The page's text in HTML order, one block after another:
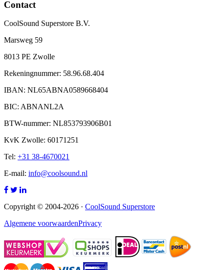
Contact
CoolSound Superstore B.V.
Marsweg 59
8013 PE Zwolle
Rekeningnummer: 58.96.68.404
IBAN: NL65ABNA0589668404
BIC: ABNANL2A
BTW-nummer: NL853793906B01
KvK Zwolle: 60171251
Tel: +31 38-4670021
E-mail: info@coolsound.nl
Copyright © 2004-2026 · CoolSound Superstore
Algemene voorwaardenPrivacy